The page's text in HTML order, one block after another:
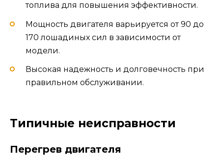
топлива для повышения эффективности.
Мощность двигателя варьируется от 90 до
170 лошадиных сил в зависимости от
модели.
Высокая надежность и долговечность при
правильном обслуживании.
Типичные неисправности
Перегрев двигателя